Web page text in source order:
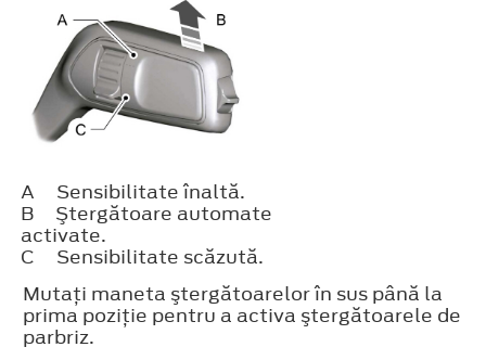
A
Sensibilitate înaltă.
B
Ştergătoare automate
activate.
C
Sensibilitate scăzută.
Mutaţi maneta ştergătoarelor în sus până la
prima poziţie pentru a activa ştergătoarele de
parbriz.